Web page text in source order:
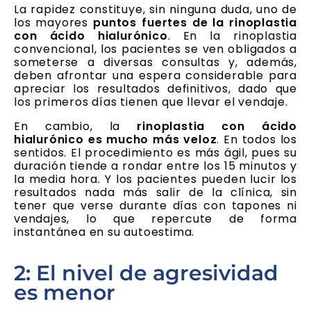
La rapidez constituye, sin ninguna duda, uno de
los mayores puntos fuertes de la rinoplastia
con ácido hialurónico. En la rinoplastia
convencional, los pacientes se ven obligados a
someterse a diversas consultas y, además,
deben afrontar una espera considerable para
apreciar los resultados definitivos, dado que
los primeros días tienen que llevar el vendaje.
En cambio, la rinoplastia con ácido
hialurónico es mucho más veloz. En todos los
sentidos. El procedimiento es más ágil, pues su
duración tiende a rondar entre los 15 minutos y
la media hora. Y los pacientes pueden lucir los
resultados nada más salir de la clínica, sin
tener que verse durante días con tapones ni
vendajes, lo que repercute de forma
instantánea en su autoestima.
2: El nivel de agresividad
es menor